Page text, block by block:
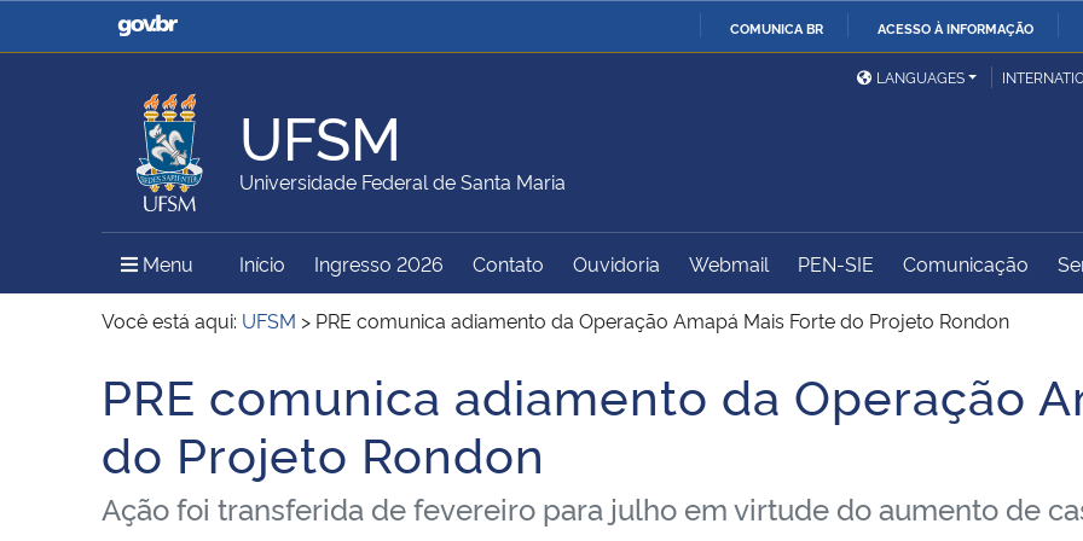
COMUNICA BR ACESSO À INFORMAÇÃO
Casa Civil
Ministério da Justiça e
Ministério da Defesa
Ministério das Relações
Exteriores
Ministério da Agricultura,
Pecuária e Abastecimento
Ministério da Educação
Ministério do Meio Ambiente Ministério do Turismo
Ministério do
Desenvolvimento Regional
Controladoria-Geral da
União
Secretaria de Governo
Gabinete de Segurança
Institucional
Advocacia-Geral da União Banco Central do Brasil
LANGUAGES
UFSM
Universidade Federal de Santa Maria
Menu Menu Principal do Sítio
Início Ingresso 2026 Contato Ouvidoria Webmail PEN-SIE Comunicação
Você está aqui: UFSM > PRE comunica adiamento da Operação Amapá Mais Forte do Projeto Rondon
Início do conteúdo
PRE comunica adiamento da Operação
do Projeto Rondon
Ação foi transferida de fevereiro para julho em virtude do aumento de